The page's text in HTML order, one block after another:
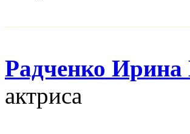
Радченко Ирина
актриса